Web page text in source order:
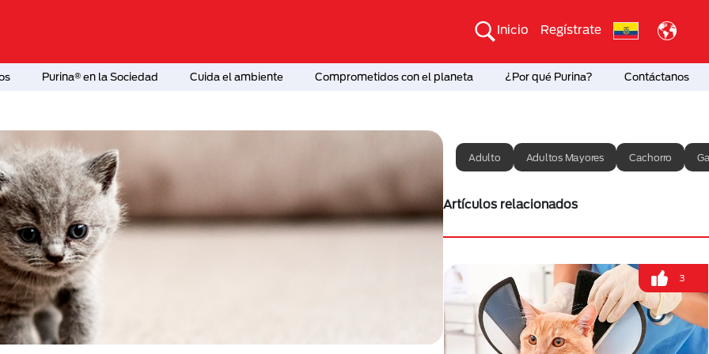
Inicio Regístrate
Purina® en la Sociedad Cuida el ambiente Comprometidos con el planeta ¿Por qué Purina? Contáctanos
Adulto Adultos Mayores Cachorro
Artículos relacionados
3